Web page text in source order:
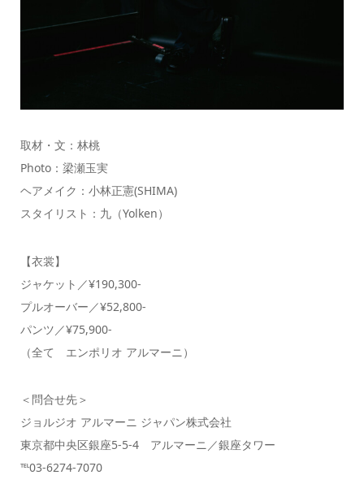
取材・文：林桃
Photo：梁瀬玉実
ヘアメイク：小林正憲(SHIMA)
スタイリスト：九（Yolken）
【衣裳】
ジャケット／¥190,300-
プルオーバー／¥52,800-
パンツ／¥75,900-
（全て エンポリオ アルマーニ）
＜問合せ先＞
ジョルジオ アルマーニ ジャパン株式会社
東京都中央区銀座5-5-4 アルマーニ／銀座タワー
℡03-6274-7070